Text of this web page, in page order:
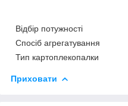
Відбір потужності
Спосіб агрегатування
Тип картоплекопалки
Приховати